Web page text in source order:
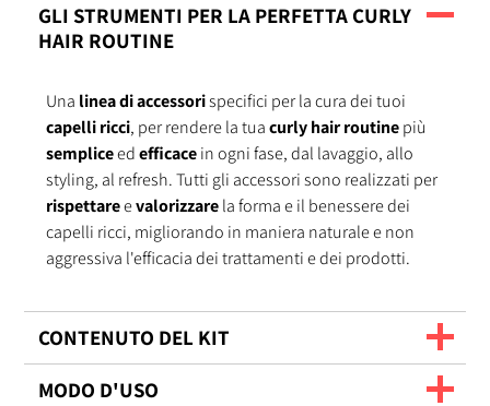
GLI STRUMENTI PER LA PERFETTA CURLY
HAIR ROUTINE
Una linea di accessorispecifici per la cura dei tuoi
capelli ricci, per rendere la tuacurly hair routinepiù
sempliceedefficacein ogni fase, dal lavaggio, allo
styling, al refresh. Tutti gli accessori sono realizzati per
rispettareevalorizzarela forma e il benessere dei
capelli ricci, migliorando in maniera naturale e non
aggressiva l'efficacia dei trattamenti e dei prodotti.
CONTENUTO DEL KIT
MODO D'USO